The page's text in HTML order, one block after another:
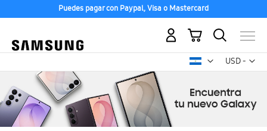
Puedes pagar con Paypal, Visa o Mastercard
USD -
dólar
Mi carrito